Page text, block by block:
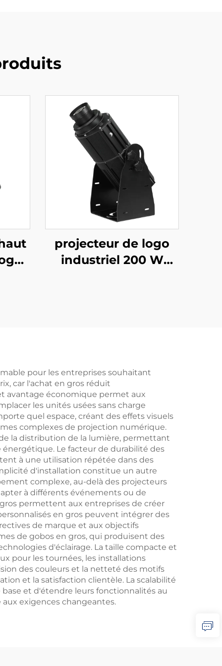
projecteur de logo
industriel 200 W
pour les entreprises souhaitant
car l'achat en gros réduit
avantage économique permet aux
les unités usées sans charge
quel espace, créant des effets visuels
complexes de projection numérique.
la distribution de la lumière, permettant
Le facteur de durabilité des
à une utilisation répétée dans des
d'installation constitue un autre
complexe, au-delà des projecteurs
à différents événements ou de
permettent aux entreprises de créer
en gros peuvent intégrer des
de marque et aux objectifs
de gobos en gros, qui produisent des
d'éclairage. La taille compacte et
pour les tournées, les installations
des couleurs et la netteté des motifs
et la satisfaction clientèle. La scalabilité
et d'étendre leurs fonctionnalités au
exigences changeantes.